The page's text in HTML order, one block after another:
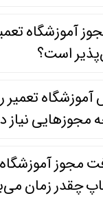
آموزشگاه
است؟
تعمیر
مجوزهایی نیاز
مجوز
چقدر زمان